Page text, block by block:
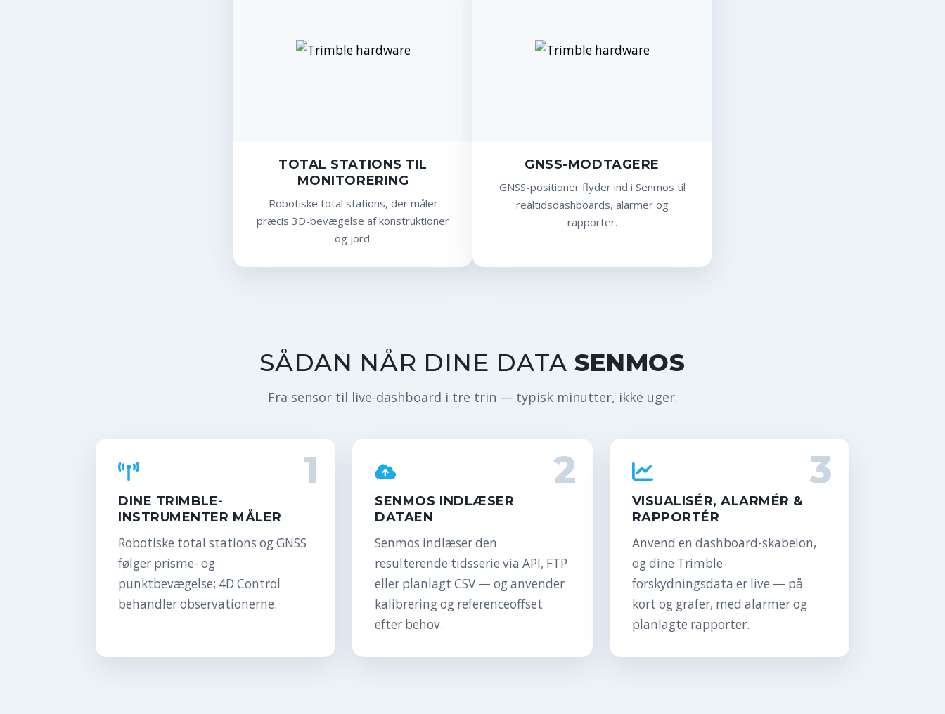
TOTAL STATIONS TIL
MONITORERING
Robotiske total stations, der måler
præcis 3D-bevægelse af konstruktioner
og jord.
GNSS-MODTAGERE
GNSS-positioner flyder ind i Senmos til
realtidsdashboards, alarmer og
rapporter.
SÅDAN NÅR DINE DATA SENMOS
Fra sensor til live-dashboard i tre trin — typisk minutter, ikke uger.
1
DINE TRIMBLE-
INSTRUMENTER MÅLER
Robotiske total stations og GNSS
følger prisme- og
punktbevægelse; 4D Control
behandler observationerne.
2
SENMOS INDLÆSER
DATAEN
Senmos indlæser den
resulterende tidsserie via API, FTP
eller planlagt CSV — og anvender
kalibrering og referenceoffset
efter behov.
3
VISUALISÉR, ALARMÉR &
RAPPORTÉR
Anvend en dashboard-skabelon,
og dine Trimble-
forskydningsdata er live — på
kort og grafer, med alarmer og
planlagte rapporter.